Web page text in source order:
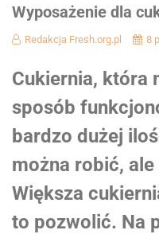
Wyposażenie dla
Redakcja Fresh.org.pl 8
Cukiernia, która
sposób
bardzo dużej
można robić, ale
Większa
to pozwolić. Na